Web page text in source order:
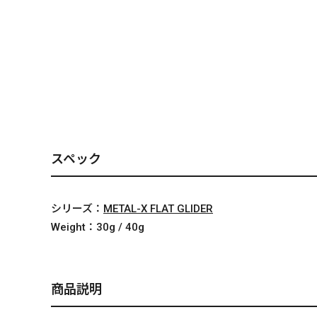
スペック
シリーズ： METAL-X FLAT GLIDER
Weight： 30g / 40g
商品説明